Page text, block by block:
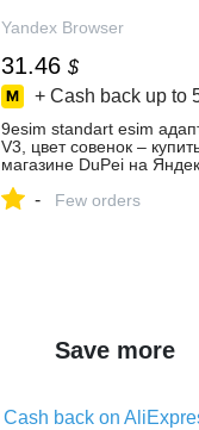
Yandex Browser
31.46 $
+ Cash back up to
9esim standart esim
V3, цвет совенок –
магазине DuPei на
- Few orders
Save more
Cash back on